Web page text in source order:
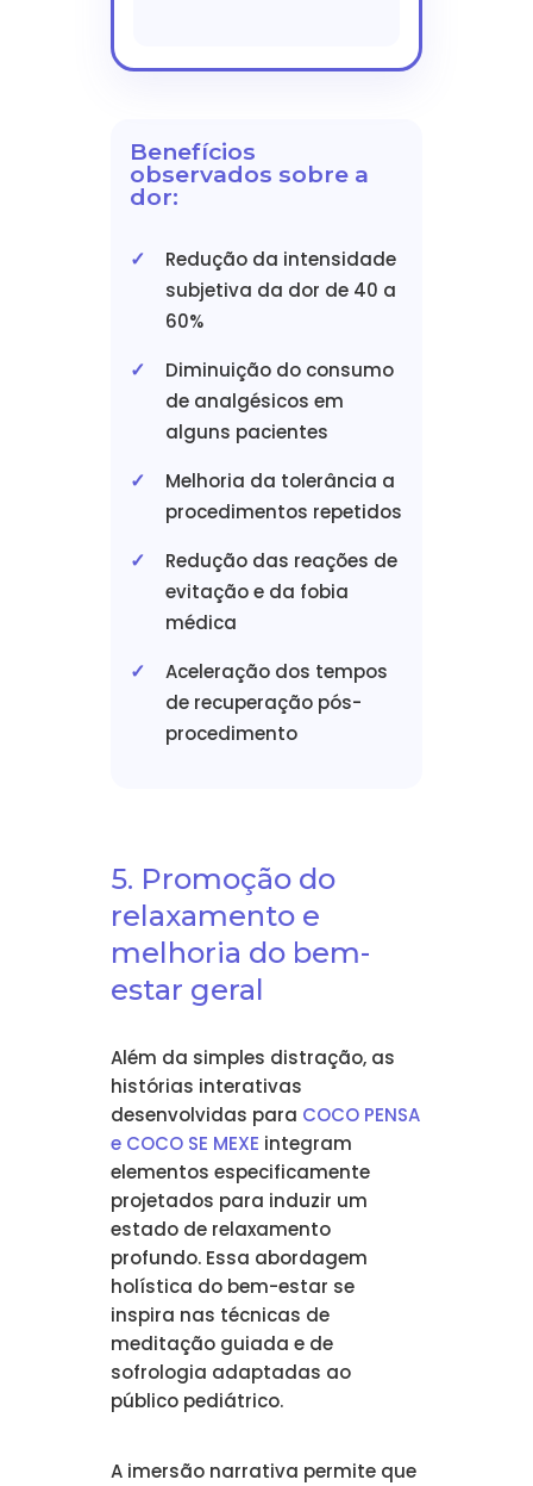
Benefícios
observados sobre a
dor:
Redução da intensidade
subjetiva da dor de 40 a
60%
Diminuição do consumo
de analgésicos em
alguns pacientes
Melhoria da tolerância a
procedimentos repetidos
Redução das reações de
evitação e da fobia
médica
Aceleração dos tempos
de recuperação pós-
procedimento
5. Promoção do
relaxamento e
melhoria do bem-
estar geral
Além da simples distração, as
histórias interativas
desenvolvidas para COCO PENSA
e COCO SE MEXE integram
elementos especificamente
projetados para induzir um
estado de relaxamento
profundo. Essa abordagem
holística do bem-estar se
inspira nas técnicas de
meditação guiada e de
sofrologia adaptadas ao
público pediátrico.
A imersão narrativa permite que